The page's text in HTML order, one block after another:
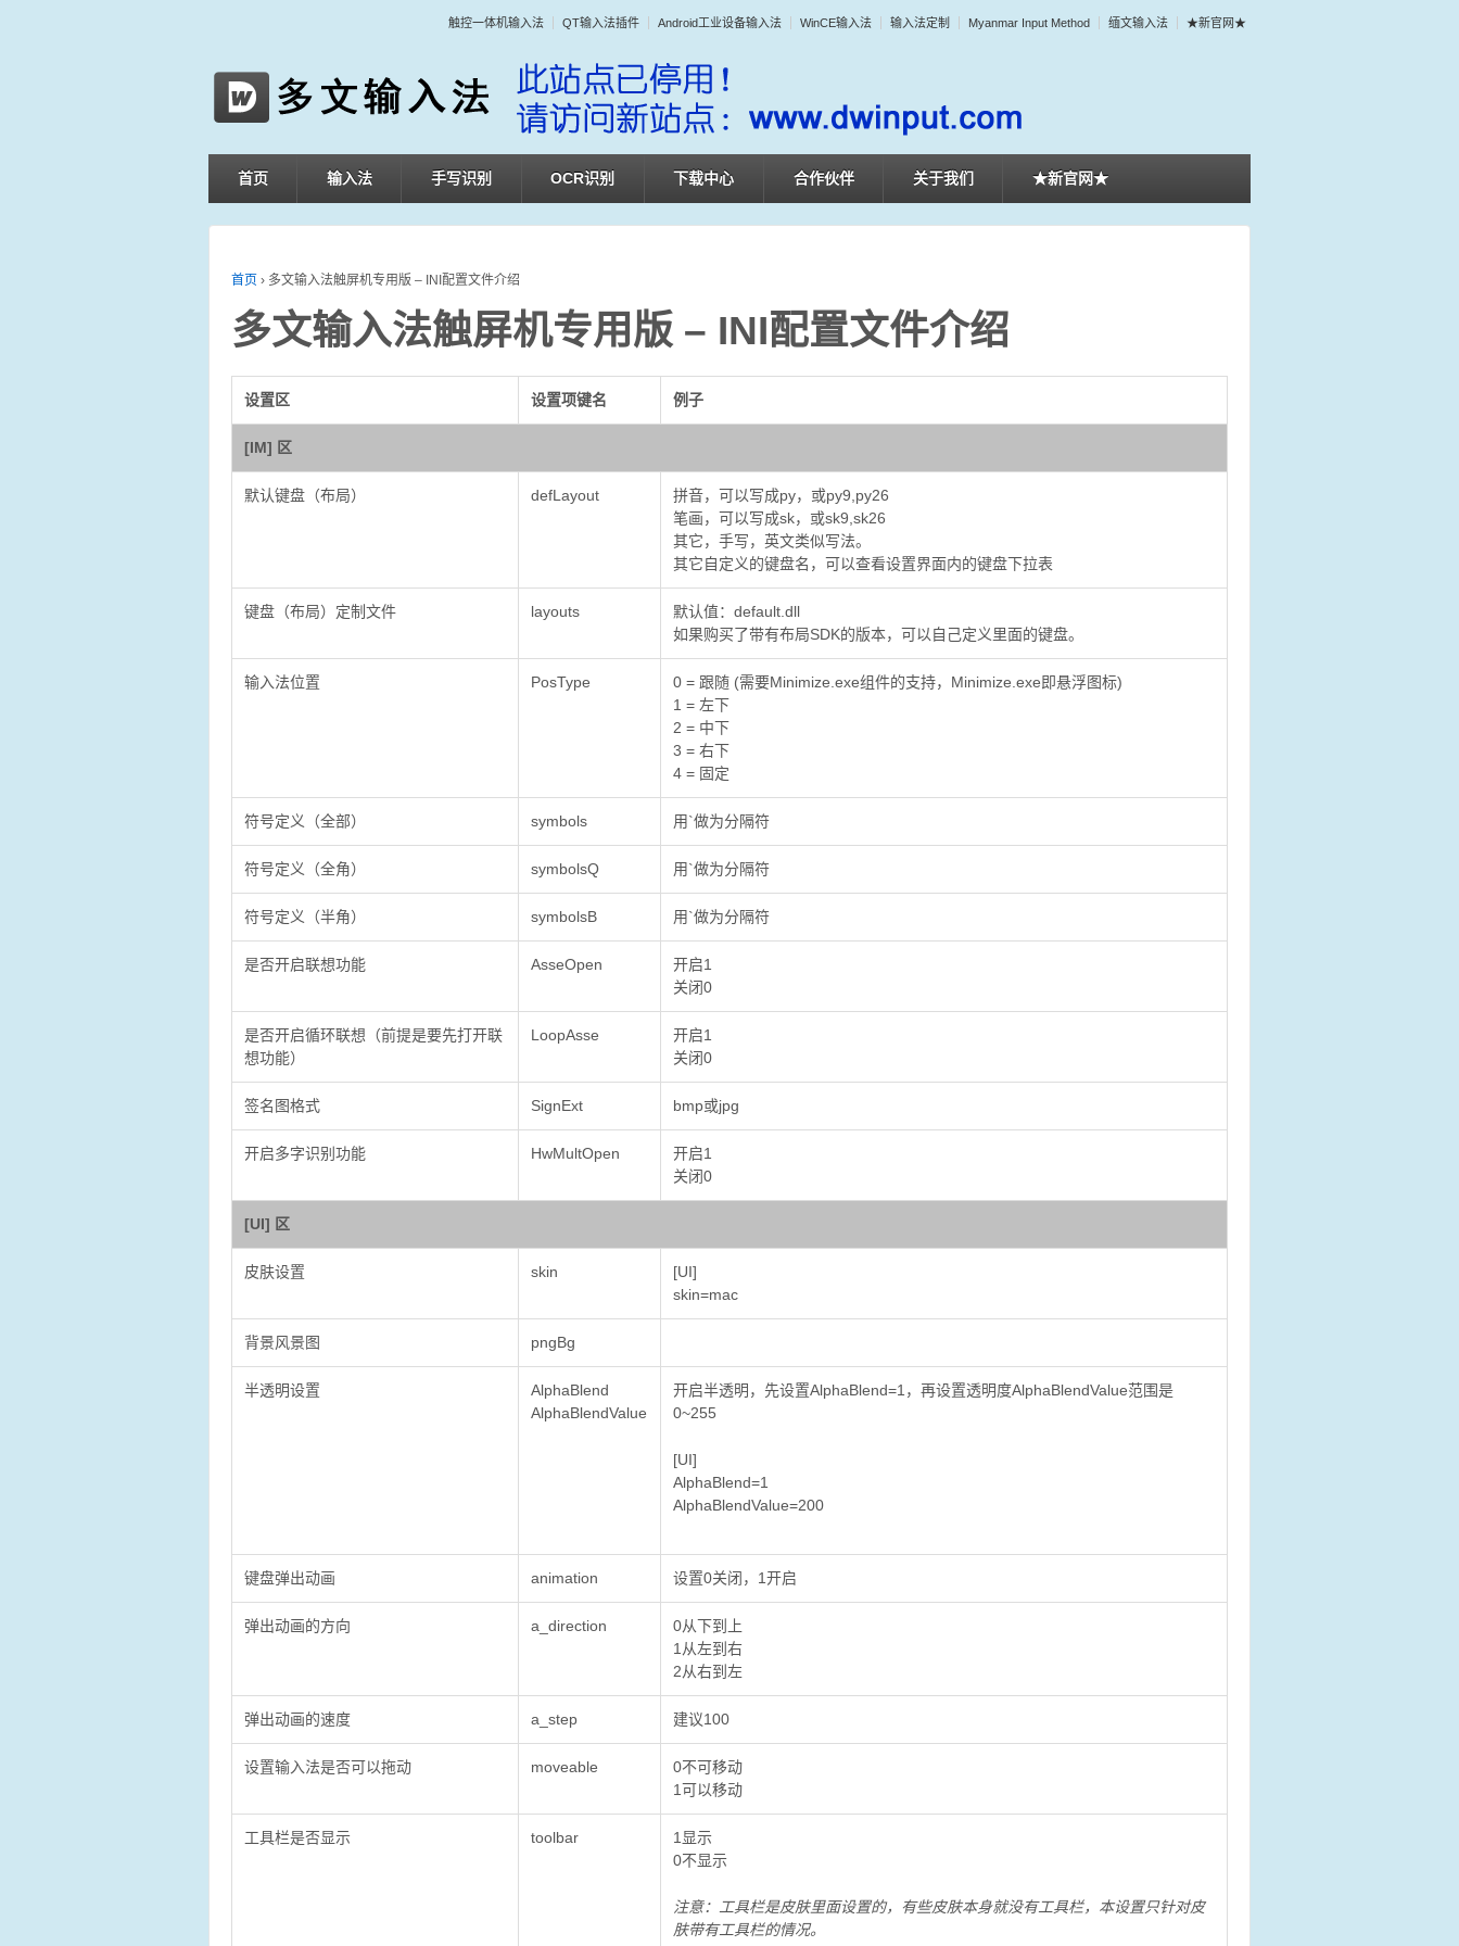
触控一体机输入法 QT输入法插件 Android工业设备输入法 WinCE输入法 输入法定制 Myanmar Input Method 缅文输入法 ★新官网★
首页 输入法 手写识别 OCR识别 下载中心 合作伙伴 关于我们 ★新官网★
首页 › 多文输入法触屏机专用版 – INI配置文件介绍
多文输入法触屏机专用版 – INI配置文件介绍
设置区 设置项键名 例子
[IM] 区
默认键盘（布局） defLayout
拼音，可以写成py，或py9,py26
笔画，可以写成sk，或sk9,sk26
其它，手写，英文类似写法。
其它自定义的键盘名，可以查看设置界面内的键盘下拉表
键盘（布局）定制文件 layouts
默认值：default.dll
如果购买了带有布局SDK的版本，可以自己定义里面的键盘。
输入法位置 PosType
0 = 跟随 (需要Minimize.exe组件的支持，Minimize.exe即悬浮图标)
1 = 左下
2 = 中下
3 = 右下
4 = 固定
符号定义（全部） symbols 用`做为分隔符
符号定义（全角） symbolsQ 用`做为分隔符
符号定义（半角） symbolsB 用`做为分隔符
是否开启联想功能 AsseOpen
开启1
关闭0
是否开启循环联想（前提是要先打开联
想功能）
LoopAsse
开启1
关闭0
签名图格式 SignExt bmp或jpg
开启多字识别功能 HwMultOpen
开启1
关闭0
[UI] 区
皮肤设置 skin
[UI]
skin=mac
背景风景图 pngBg
半透明设置
AlphaBlend
AlphaBlendValue
开启半透明，先设置AlphaBlend=1，再设置透明度AlphaBlendValue范围是
0~255
[UI]
AlphaBlend=1
AlphaBlendValue=200
键盘弹出动画 animation 设置0关闭，1开启
弹出动画的方向 a_direction
0从下到上
1从左到右
2从右到左
弹出动画的速度 a_step 建议100
设置输入法是否可以拖动 moveable
0不可移动
1可以移动
工具栏是否显示 toolbar
1显示
0不显示
注意：工具栏是皮肤里面设置的，有些皮肤本身就没有工具栏，本设置只针对皮
肤带有工具栏的情况。